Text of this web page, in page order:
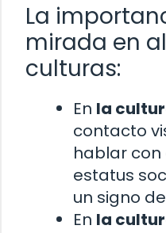
La
mirada en
culturas:
En la
contacto
hablar
estatus
un signo
En la